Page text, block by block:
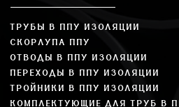
ТРУБЫ В ППУ ИЗОЛЯЦИИ
СКОРЛУПА ППУ
ОТВОДЫ В ППУ ИЗОЛЯЦИИ
ПЕРЕХОДЫ В ППУ ИЗОЛЯЦИИ
ТРОЙНИКИ В ППУ ИЗОЛЯЦИИ
КОМПЛЕКТУЮЩИЕ ДЛЯ ТРУБ В